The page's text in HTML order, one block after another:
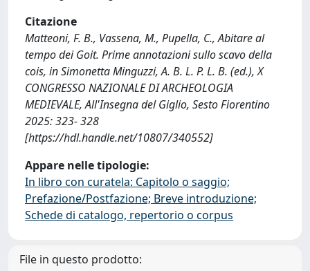
Citazione
Matteoni, F. B., Vassena, M., Pupella, C., Abitare al
tempo dei Goit. Prime annotazioni sullo scavo della
cois, in Simonetta Minguzzi, A. B. L. P. L. B. (ed.), X
CONGRESSO NAZIONALE DI ARCHEOLOGIA
MEDIEVALE, All'Insegna del Giglio, Sesto Fiorentino
2025: 323- 328
[https://hdl.handle.net/10807/340552]
Appare nelle tipologie:
In libro con curatela: Capitolo o saggio;
Prefazione/Postfazione; Breve introduzione;
Schede di catalogo, repertorio o corpus
File in questo prodotto: